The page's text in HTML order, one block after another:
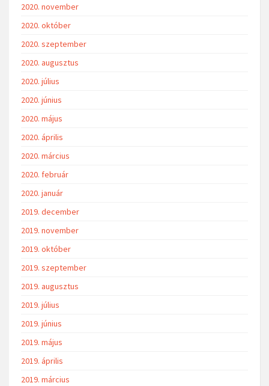
2020. november
2020. október
2020. szeptember
2020. augusztus
2020. július
2020. június
2020. május
2020. április
2020. március
2020. február
2020. január
2019. december
2019. november
2019. október
2019. szeptember
2019. augusztus
2019. július
2019. június
2019. május
2019. április
2019. március